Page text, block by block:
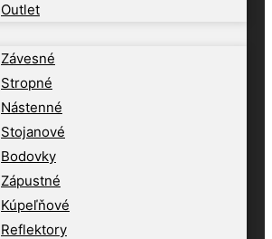
Outlet
Závesné
Stropné
Nástenné
Stojanové
Bodovky
Zápustné
Kúpeľňové
Reflektory